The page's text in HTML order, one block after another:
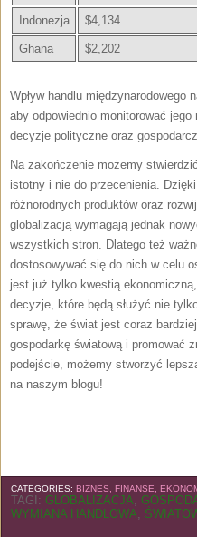
Indonezja $4,134
Ghana $2,202
Wpływ handlu międzynarodowego
aby odpowiednio monitorować
decyzje polityczne oraz
Na zakończenie możemy
istotny i nie do przecenienia.
różnorodnych produktów oraz
globalizacją wymagają jednak
wszystkich⁢ stron. Dlatego ​też
dostosowywać się do nich w celu
jest już tylko kwestią
decyzje, które będą⁤ służyć nie
sprawę, że świat jest coraz
gospodarkę światową i promować
podejście,‍ możemy stworzyć
na naszym blogu!
CATEGORIES: BIZNES, FINANSE,
TAGI: GLOBALIZACJA,
WYMIANA HANDLOWA,